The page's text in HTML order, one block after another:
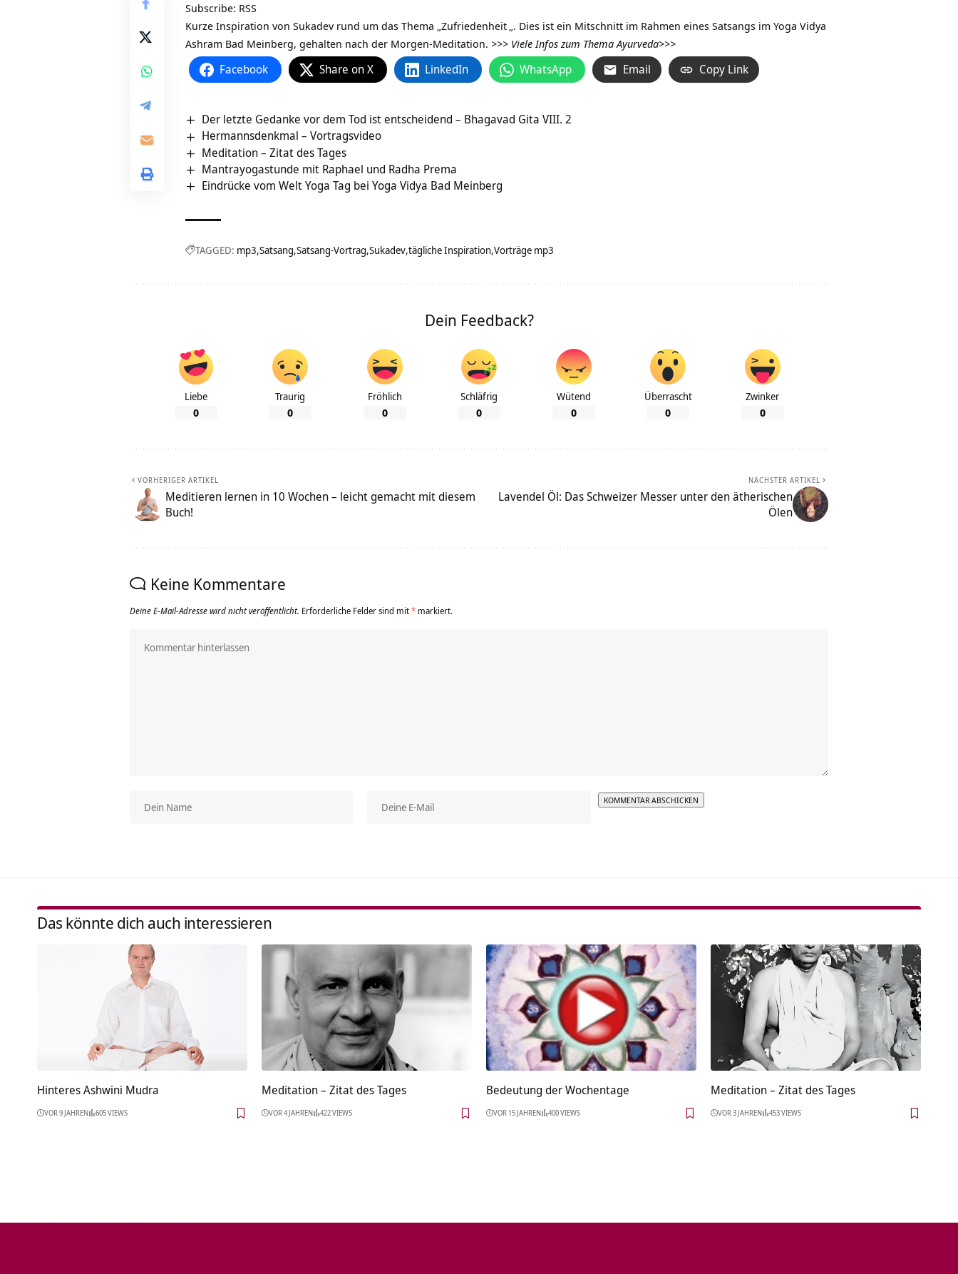
Subscribe: RSS
Kurze Inspiration von Sukadev rund um das Thema „Zufriedenheit „. Dies ist ein Mitschnitt im Rahmen eines Satsangs im Yoga Vidya
Ashram Bad Meinberg, gehalten nach der Morgen-Meditation. >>> Viele Infos zum Thema Ayurveda>>>
Facebook Share on X LinkedIn WhatsApp Email Copy Link
Der letzte Gedanke vor dem Tod ist entscheidend – Bhagavad Gita VIII. 2
Hermannsdenkmal – Vortragsvideo
Meditation – Zitat des Tages
Mantrayogastunde mit Raphael und Radha Prema
Eindrücke vom Welt Yoga Tag bei Yoga Vidya Bad Meinberg
TAGGED: mp3 Satsang Satsang-Vortrag Sukadev tägliche Inspiration Vorträge mp3
Dein Feedback?
Liebe
0
Traurig
0
Fröhlich
0
Schläfrig
0
Wütend
0
Überrascht
0
Zwinker
0
VORHERIGER ARTIKEL
Meditieren lernen in 10 Wochen – leicht gemacht mit diesem
Buch!
NÄCHSTER ARTIKEL
Lavendel Öl: Das Schweizer Messer unter den ätherischen
Ölen
Keine Kommentare
Deine E-Mail-Adresse wird nicht veröffentlicht. Erforderliche Felder sind mit* markiert.
Das könnte dich auch interessieren
Hinteres Ashwini Mudra
VOR 9 JAHREN 605 VIEWS
Meditation – Zitat des Tages
VOR 4 JAHREN 422 VIEWS
Bedeutung der Wochentage
VOR 15 JAHREN 400 VIEWS
Meditation – Zitat des Tages
VOR 3 JAHREN 453 VIEWS